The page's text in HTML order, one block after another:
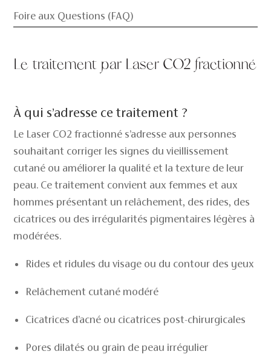
Foire aux Questions (FAQ)
Le traitement par Laser CO2 fractionné
À qui s’adresse ce traitement ?
Le Laser CO2 fractionné s’adresse aux personnes
souhaitant corriger les signes du vieillissement
cutané ou améliorer la qualité et la texture de leur
peau. Ce traitement convient aux femmes et aux
hommes présentant un relâchement, des rides, des
cicatrices ou des irrégularités pigmentaires légères à
modérées.
Rides et ridules du visage ou du contour des yeux
Relâchement cutané modéré
Cicatrices d’acné ou cicatrices post-chirurgicales
Pores dilatés ou grain de peau irrégulier